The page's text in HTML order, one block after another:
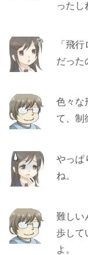
ったし
「飛
だった
色々な
て、制
やっぱ
ね。
難しい
歩して
よ。